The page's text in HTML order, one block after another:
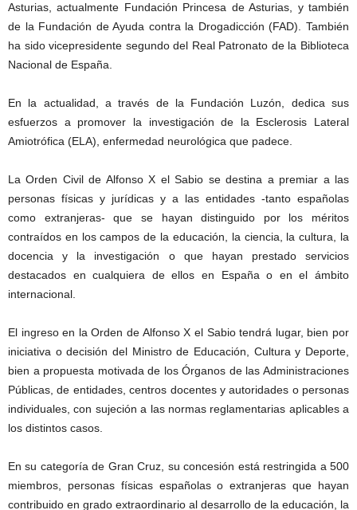
Asturias, actualmente Fundación Princesa de Asturias, y también
de la Fundación de Ayuda contra la Drogadicción (FAD). También
ha sido vicepresidente segundo del Real Patronato de la Biblioteca
Nacional de España.
En la actualidad, a través de la Fundación Luzón, dedica sus
esfuerzos a promover la investigación de la Esclerosis Lateral
Amiotrófica (ELA), enfermedad neurológica que padece.
La Orden Civil de Alfonso X el Sabio se destina a premiar a las
personas físicas y jurídicas y a las entidades -tanto españolas
como extranjeras- que se hayan distinguido por los méritos
contraídos en los campos de la educación, la ciencia, la cultura, la
docencia y la investigación o que hayan prestado servicios
destacados en cualquiera de ellos en España o en el ámbito
internacional.
El ingreso en la Orden de Alfonso X el Sabio tendrá lugar, bien por
iniciativa o decisión del Ministro de Educación, Cultura y Deporte,
bien a propuesta motivada de los Órganos de las Administraciones
Públicas, de entidades, centros docentes y autoridades o personas
individuales, con sujeción a las normas reglamentarias aplicables a
los distintos casos.
En su categoría de Gran Cruz, su concesión está restringida a 500
miembros, personas físicas españolas o extranjeras que hayan
contribuido en grado extraordinario al desarrollo de la educación, la